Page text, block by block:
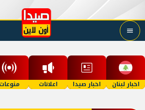
اخبار لبنان اخبار صيدا اعلانات منوعات